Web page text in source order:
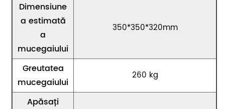
Dimensiune
a estimată
a
mucegaiului
350*350*320mm
Greutatea
mucegaiului
260 kg
Apăsați